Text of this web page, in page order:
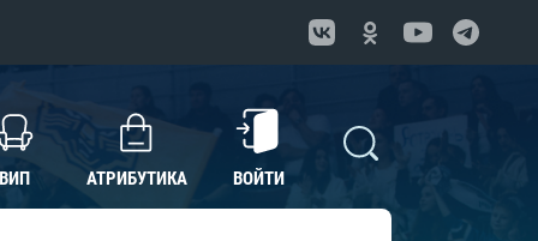
ВИП АТРИБУТИКА ВОЙТИ